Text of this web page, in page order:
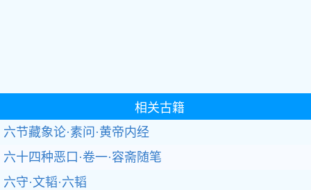
相关古籍
六节藏象论·素问·黄帝内经
六十四种恶口·卷一·容斋随笔
六守·文韬·六韬